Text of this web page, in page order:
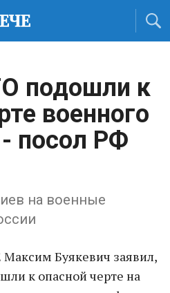
подошли к
военного
посол РФ
на военные
Буякевич заявил,
к опасной черте на